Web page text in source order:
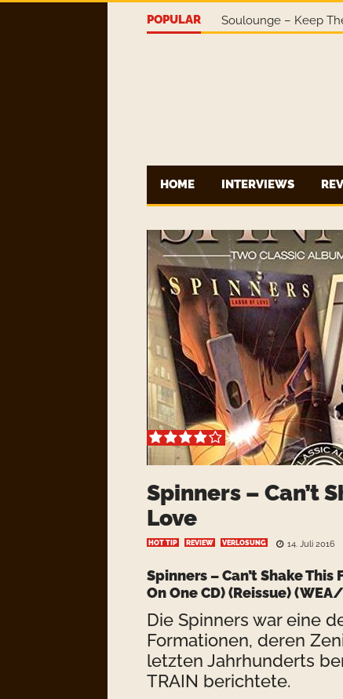
POPULAR Soulounge – Keep
HOME INTERVIEWS
Spinners – Can’t
Love
HOT TIP REVIEW VERLOSUNG 14. Juli 2016
Spinners – Can’t Shake
On One CD) (Reissue)
Die Spinners war eine
Formationen, deren
letzten Jahrhunderts
TRAIN berichtete.